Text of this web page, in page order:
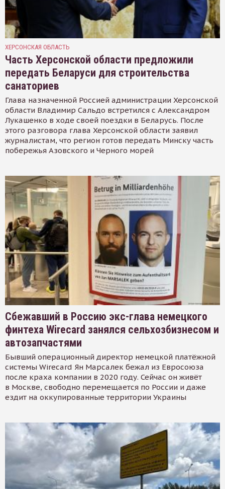
ХЕРСОНСКАЯ ОБЛАСТЬ
Часть Херсонской области предложили
передать Беларуси для строительства
санаториев
Глава назначенной Россией администрации Херсонской
области Владимир Сальдо встретился с Александром
Лукашенко в ходе своей поездки в Беларусь. После
этого разговора глава Херсонской области заявил
журналистам, что регион готов передать Минску часть
побережья Азовского и Черного морей
Сбежавший в Россию экс-глава немецкого
финтеха Wirecard занялся сельхозбизнесом и
автозапчастями
Бывший операционный директор немецкой платёжной
системы Wirecard Ян Марсалек бежал из Евросоюза
после краха компании в 2020 году. Сейчас он живёт
в Москве, свободно перемещается по России и даже
ездит на оккупированные территории Украины